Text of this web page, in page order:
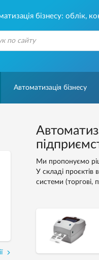
бізнесу: облік,
Автоматизація бізнесу
Ми пропонуємо
У складі проєктів
системи (торгові,